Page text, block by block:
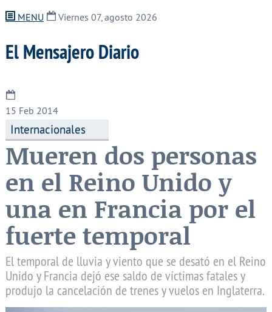
MENU Viernes 07, agosto 2026
El Mensajero Diario
15 Feb 2014
Internacionales
Mueren dos personas
en el Reino Unido y
una en Francia por el
fuerte temporal
El temporal de lluvia y viento que se desató en el Reino
Unido y Francia dejó ese saldo de víctimas fatales y
produjo la cancelación de trenes y vuelos en Inglaterra.